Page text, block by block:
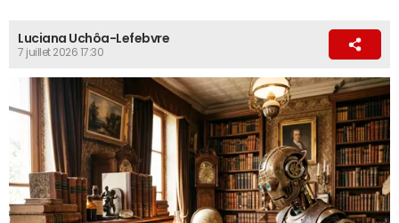
Luciana Uchôa-Lefebvre
7 juillet 2026 17:30